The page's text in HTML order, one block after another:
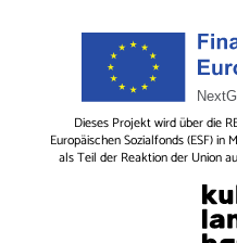
Dieses Projekt wird über die
Europäischen Sozialfonds (ESF)
als Teil der Reaktion der Union